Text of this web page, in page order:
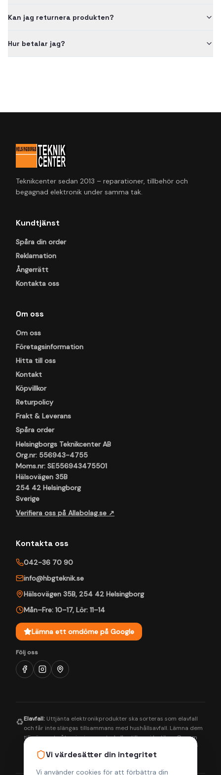
Vi värdesätter din integritet
Vi använder cookies för att förbättra din
Kan jag returnera produkten?
Hur betalar jag?
Teknikcenter sedan 2013 – reparationer, tillbehör och
begagnad elektronik under samma tak.
Kundtjänst
Spåra din order
Reklamation
Ångerrätt
Kontakta oss
Om oss
Om oss
Företagsinformation
Hitta till oss
Kontakt
Köpvillkor
Returpolicy
Frakt & Leverans
Spåra order
Helsingborgs Teknikcenter AB
Org.nr: 556943-4755
Moms.nr: SE556943475501
Hälsovägen 35B
254 42 Helsingborg
Sverige
Verifiera oss på Allabolag.se ↗
Kontakta oss
042-36 70 90
info@hbgteknik.se
Hälsovägen 35B, 254 42 Helsingborg
Mån–Fre: 10–17, Lör: 11–14
Lämna ett omdöme på Google
Följ oss
♻️Elavfall: Uttjänta elektronikprodukter ska sorteras som elavfall
och får inte slängas tillsammans med hushållsavfall. Lämna dem
till närmaste återvinningscentral eller till oss i butiken. Genom
korrekt hantering bidrar du till en bättre miljö och säkerställer
att farliga ämnen tas om hand på rätt sätt.